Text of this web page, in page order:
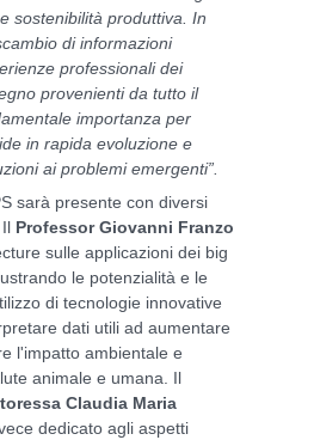
sostenibilità produttiva. In
di informazioni
professionali dei
provenienti da tutto il
importanza per
in rapida evoluzione e
ai problemi emergenti”.
sarà presente con diversi
Professor Giovanni Franzo
sulle applicazioni dei big
le potenzialità e le
di tecnologie innovative
dati utili ad aumentare
l'impatto ambientale e
animale e umana. Il
Claudia Maria
dedicato agli aspetti